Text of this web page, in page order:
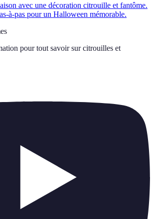
avec une décoration citrouille et fantôme.
à-pas pour un Halloween mémorable.
pour tout savoir sur citrouilles et